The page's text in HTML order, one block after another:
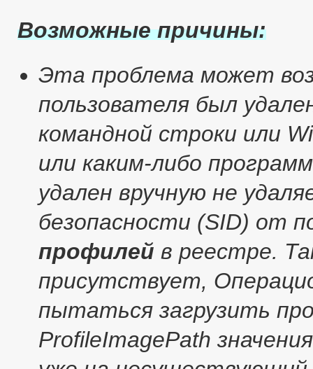
Возможные причины:
Эта проблема может
пользователя был
командной строки или
или каким-либо
удален вручную не
безопасности (SID) от
профилей в реестре.
присутствует,
пытаться загрузить
ProfileImagePath